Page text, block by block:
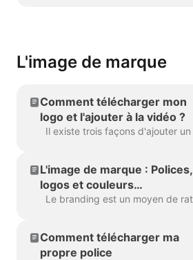
L'image de marque
Comment télécharger mon
logo et l'ajouter à la vidéo ?
L'image de marque : Polices,
logos et couleurs
personnalisés
Comment télécharger ma
propre police